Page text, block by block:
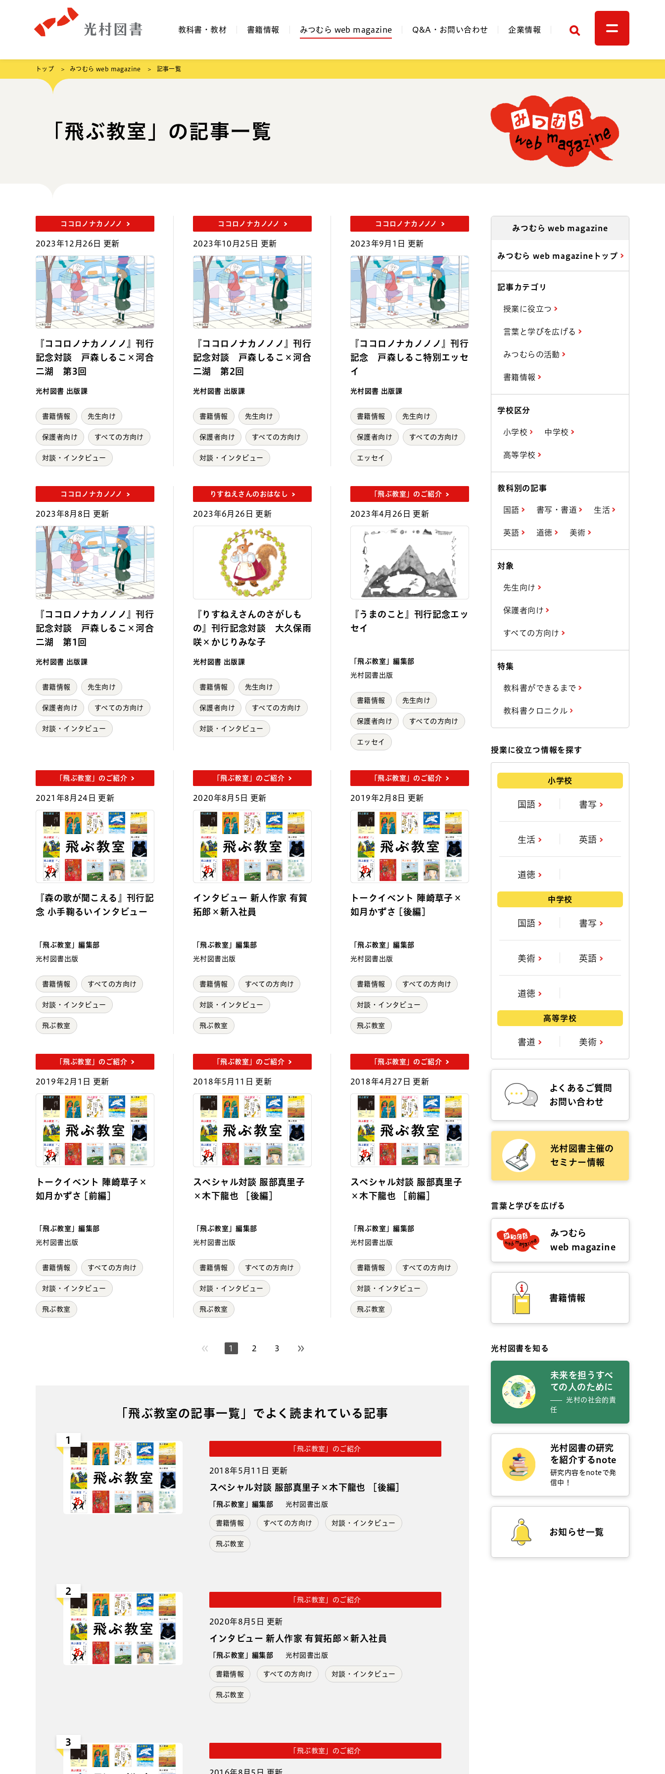
教科書・教材 書籍情報 みつむら web magazine Q&A・お問い合わせ 企業情報 検索
トップ みつむら web magazine 記事一覧
「飛ぶ教室」の記事一覧
ココロノナカノノノ
2023年12月26日 更新
『ココロノナカノノノ』刊行
記念対談 戸森しるこ×河合
二湖 第3回
光村図書 出版課
書籍情報 先生向け
保護者向け すべての方向け
対談・インタビュー
ココロノナカノノノ
2023年10月25日 更新
『ココロノナカノノノ』刊行
記念対談 戸森しるこ×河合
二湖 第2回
光村図書 出版課
書籍情報 先生向け
保護者向け すべての方向け
対談・インタビュー
ココロノナカノノノ
2023年9月1日 更新
『ココロノナカノノノ』刊行
記念 戸森しるこ特別エッセ
イ
光村図書 出版課
書籍情報 先生向け
保護者向け すべての方向け
エッセイ
ココロノナカノノノ
2023年8月8日 更新
『ココロノナカノノノ』刊行
記念対談 戸森しるこ×河合
二湖 第1回
光村図書 出版課
書籍情報 先生向け
保護者向け すべての方向け
対談・インタビュー
りすねえさんのおはなし
2023年6月26日 更新
『りすねえさんのさがしも
の』刊行記念対談 大久保雨
咲×かじりみな子
光村図書 出版課
書籍情報 先生向け
保護者向け すべての方向け
対談・インタビュー
「飛ぶ教室」のご紹介
2023年4月26日 更新
『うまのこと』刊行記念エッ
セイ
「飛ぶ教室」編集部
光村図書出版
書籍情報 先生向け
保護者向け すべての方向け
エッセイ
「飛ぶ教室」のご紹介
2021年8月24日 更新
『森の歌が聞こえる』刊行記
念 小手鞠るいインタビュー
「飛ぶ教室」編集部
光村図書出版
書籍情報 すべての方向け
対談・インタビュー
飛ぶ教室
「飛ぶ教室」のご紹介
2020年8月5日 更新
インタビュー 新人作家 有賀
拓郎×新入社員
「飛ぶ教室」編集部
光村図書出版
書籍情報 すべての方向け
対談・インタビュー
飛ぶ教室
「飛ぶ教室」のご紹介
2019年2月8日 更新
トークイベント 陣崎草子×
如月かずさ [後編]
「飛ぶ教室」編集部
光村図書出版
書籍情報 すべての方向け
対談・インタビュー
飛ぶ教室
「飛ぶ教室」のご紹介
2019年2月1日 更新
トークイベント 陣崎草子×
如月かずさ [前編]
「飛ぶ教室」編集部
光村図書出版
書籍情報 すべての方向け
対談・インタビュー
飛ぶ教室
「飛ぶ教室」のご紹介
2018年5月11日 更新
スペシャル対談 服部真里子
×木下龍也 ［後編］
「飛ぶ教室」編集部
光村図書出版
書籍情報 すべての方向け
対談・インタビュー
飛ぶ教室
「飛ぶ教室」のご紹介
2018年4月27日 更新
スペシャル対談 服部真里子
×木下龍也 ［前編］
「飛ぶ教室」編集部
光村図書出版
書籍情報 すべての方向け
対談・インタビュー
飛ぶ教室
1 2 3 次のページへ
「飛ぶ教室の記事一覧」でよく読まれている記事
1
「飛ぶ教室」のご紹介
2018年5月11日 更新
スペシャル対談 服部真里子×木下龍也 ［後編］
「飛ぶ教室」編集部 光村図書出版
書籍情報 すべての方向け 対談・インタビュー
飛ぶ教室
2
「飛ぶ教室」のご紹介
2020年8月5日 更新
インタビュー 新人作家 有賀拓郎×新入社員
「飛ぶ教室」編集部 光村図書出版
書籍情報 すべての方向け 対談・インタビュー
飛ぶ教室
3
「飛ぶ教室」のご紹介
みつむら web magazine
みつむら web magazineトップ
記事カテゴリ
授業に役立つ
言葉と学びを広げる
みつむらの活動
書籍情報
学校区分
小学校 中学校
高等学校
教科別の記事
国語 書写・書道 生活
英語 道徳 美術
対象
先生向け
保護者向け
すべての方向け
特集
教科書ができるまで
教科書クロニクル
授業に役立つ情報を探す
小学校
国語 書写
生活 英語
道徳
中学校
国語 書写
美術 英語
道徳
高等学校
書道 美術
よくあるご質問
お問い合わせ
光村図書主催の
セミナー情報
言葉と学びを広げる
みつむら
web magazine
書籍情報
光村図書を知る
未来を担うすべ
ての人のために
光村の社会的責
任
光村図書の研究
を紹介するnote
研究内容をnoteで発
信中！
お知らせ一覧